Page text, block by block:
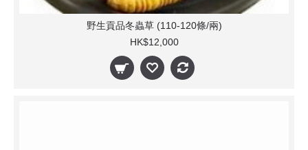
野生貢品冬蟲草 (110-120條/兩)
HK$12,000